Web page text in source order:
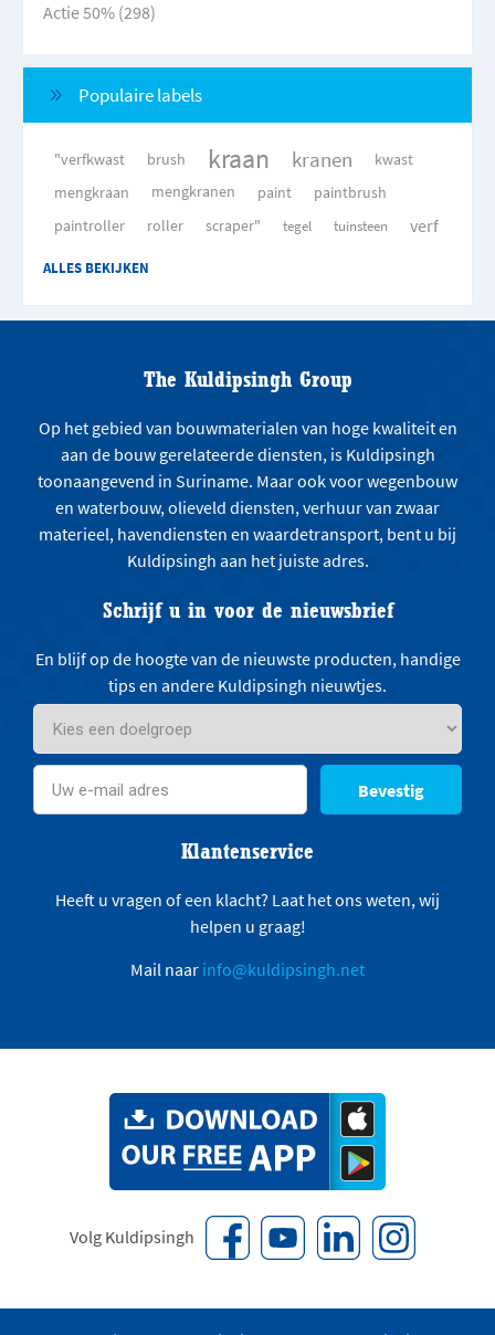
Actie 50% (298)
Populaire labels
"verfkwast brush kraan kranen
kwast
mengkraan
mengkranen paint
paintbrush
paintroller
roller scraper" tegel tuinsteen verf
ALLES BEKIJKEN
The Kuldipsingh Group
Op het gebied van bouwmaterialen van hoge kwaliteit en
aan de bouw gerelateerde diensten, is Kuldipsingh
toonaangevend in Suriname. Maar ook voor wegenbouw
en waterbouw, olieveld diensten, verhuur van zwaar
materieel, havendiensten en waardetransport, bent u bij
Kuldipsingh aan het juiste adres.
Schrijf u in voor de nieuwsbrief
En blijf op de hoogte van de nieuwste producten, handige
tips en andere Kuldipsingh nieuwtjes.
Bevestig
Klantenservice
Heeft u vragen of een klacht? Laat het ons weten, wij
helpen u graag!
Mail naar info@kuldipsingh.net
Volg Kuldipsingh